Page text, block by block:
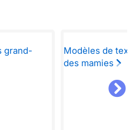
grand-
Modèles de
des mamies